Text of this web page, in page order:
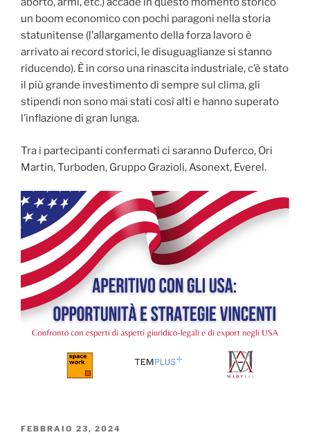
un boom economico con pochi paragoni nella storia
statunitense (l’allargamento della forza lavoro è
arrivato ai record storici, le disuguaglianze si stanno
riducendo). È in corso una rinascita industriale, c’è stato
il più grande investimento di sempre sul clima, gli
stipendi non sono mai stati così alti e hanno superato
l’inflazione di gran lunga.
Tra i partecipanti confermati ci saranno Duferco, Ori
Martin, Turboden, Gruppo Grazioli, Asonext, Everel.
FEBBRAIO 23, 2024